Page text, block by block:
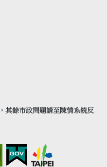
其餘市政問題請至陳情系統反